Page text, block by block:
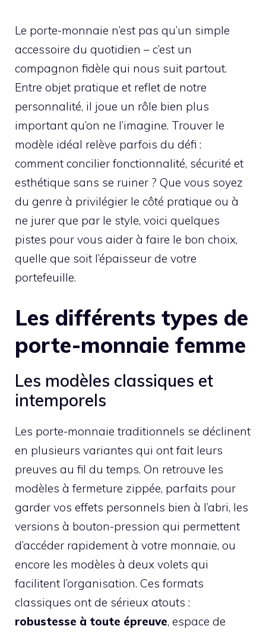
Le porte-monnaie n’est pas qu’un simple
accessoire du quotidien – c’est un
compagnon fidèle qui nous suit partout.
Entre objet pratique et reflet de notre
personnalité, il joue un rôle bien plus
important qu’on ne l’imagine. Trouver le
modèle idéal relève parfois du défi :
comment concilier fonctionnalité, sécurité et
esthétique sans se ruiner ? Que vous soyez
du genre à privilégier le côté pratique ou à
ne jurer que par le style, voici quelques
pistes pour vous aider à faire le bon choix,
quelle que soit l’épaisseur de votre
portefeuille.
Les différents types de
porte-monnaie femme
Les modèles classiques et
intemporels
Les porte-monnaie traditionnels se déclinent
en plusieurs variantes qui ont fait leurs
preuves au fil du temps. On retrouve les
modèles à fermeture zippée, parfaits pour
garder vos effets personnels bien à l’abri, les
versions à bouton-pression qui permettent
d’accéder rapidement à votre monnaie, ou
encore les modèles à deux volets qui
facilitent l’organisation. Ces formats
classiques ont de sérieux atouts :
robustesse à toute épreuve, espace de